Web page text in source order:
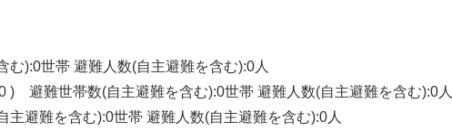
):0世帯 避難人数(自主避難を含む):0人
) 避難世帯数(自主避難を含む):0世帯 避難人数(自主避難を含む):0人
避難を含む):0世帯 避難人数(自主避難を含む):0人